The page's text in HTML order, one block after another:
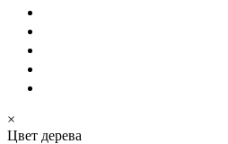
×
Цвет дерева